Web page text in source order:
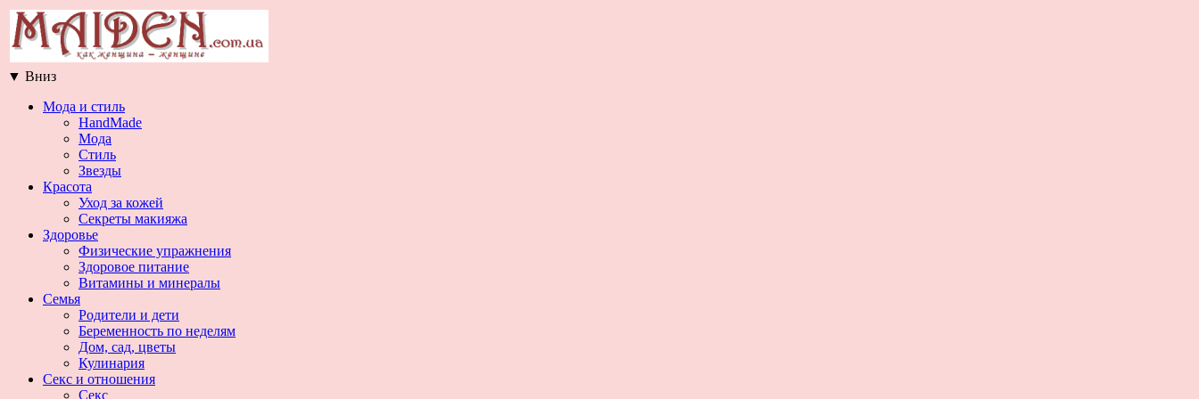
▼ Вниз
Мода и стиль
HandMade
Мода
Стиль
Звезды
Красота
Уход за кожей
Секреты макияжа
Здоровье
Физические упражнения
Здоровое питание
Витамины и минералы
Семья
Родители и дети
Беременность по неделям
Дом, сад, цветы
Кулинария
Секс и отношения
Секс